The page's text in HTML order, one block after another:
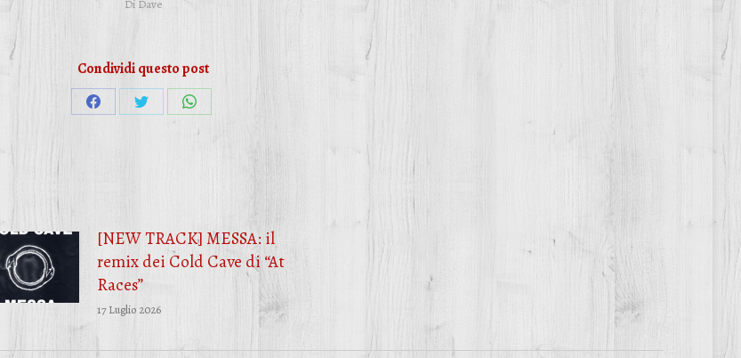
Di Dave
Condividi questo post
CondividiCondividiCondividi
su
[NEW TRACK] MESSA: il
remix dei Cold Cave di “At
Races”
17 Luglio 2026